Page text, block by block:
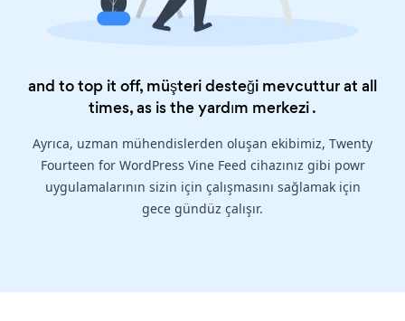
and to top it off, müşteri desteği mevcuttur at all
times, as is theyardım merkezi.
Ayrıca, uzman mühendislerden oluşan ekibimiz, Twenty
Fourteen for WordPress Vine Feed cihazınız gibi powr
uygulamalarının sizin için çalışmasını sağlamak için
gece gündüz çalışır.